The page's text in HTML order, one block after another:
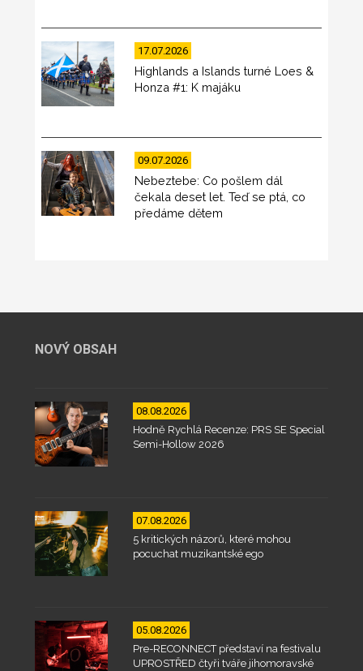
17.07.2026
Highlands a Islands turné Loes &
Honza #1: K majáku
09.07.2026
Nebeztebe: Co pošlem dál
čekala deset let. Teď se ptá, co
předáme dětem
NOVÝ OBSAH
08.08.2026
Hodně Rychlá Recenze: PRS SE Special
Semi-Hollow 2026
07.08.2026
5 kritických názorů, které mohou
pocuchat muzikantské ego
05.08.2026
Pre-RECONNECT představí na festivalu
UPROSTŘED čtyři tváře jihomoravské